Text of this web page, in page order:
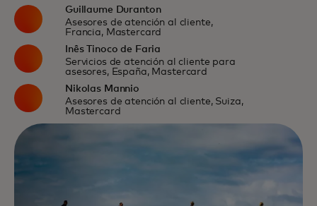
Guillaume Duranton
Asesores de atención al cliente,
Francia, Mastercard
Inês Tinoco de Faria
Servicios de atención al cliente para
asesores, España, Mastercard
Nikolas Mannio
Asesores de atención al cliente, Suiza,
Mastercard